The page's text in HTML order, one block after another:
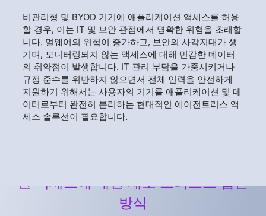
비관리형 및 BYOD 기기에 애플리케이션 액세스를 허용
할 경우, 이는 IT 및 보안 관점에서 명확한 위험을 초래합
니다. 멀웨어의 위험이 증가하고, 보안의 사각지대가 생
기며, 모니터링되지 않는 액세스에 대해 민감한 데이터
의 취약점이 발생합니다. IT 관리 부담을 가중시키거나
규정 준수를 위반하지 않으면서 전체 인력을 안전하게
지원하기 위해서는 사용자의 기기를 애플리케이션 및 데
이터로부터 완전히 분리하는 현대적인 에이전트리스 액
세스 솔루션이 필요합니다.
션 액세스에 대한 제로 트러스트 접근
방식